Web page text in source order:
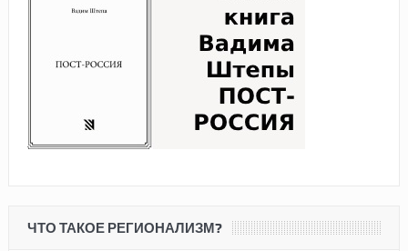
ЧТО ТАКОЕ РЕГИОНАЛИЗМ?